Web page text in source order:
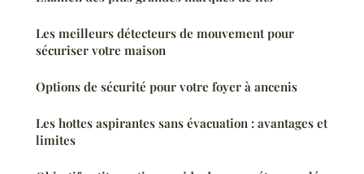
Les meilleurs détecteurs de mouvement pour
sécuriser votre maison
Options de sécurité pour votre foyer à ancenis
Les hottes aspirantes sans évacuation : avantages et
limites